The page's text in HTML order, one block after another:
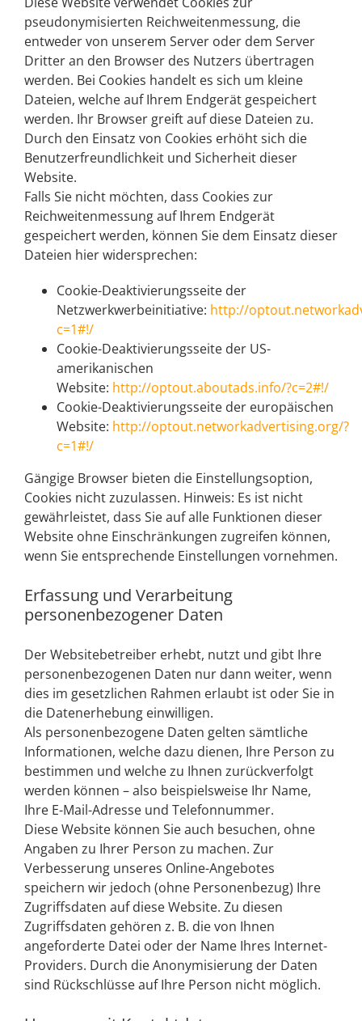
pseudonymisierten Reichweitenmessung, die
entweder von unserem Server oder dem Server
Dritter an den Browser des Nutzers übertragen
werden. Bei Cookies handelt es sich um kleine
Dateien, welche auf Ihrem Endgerät gespeichert
werden. Ihr Browser greift auf diese Dateien zu.
Durch den Einsatz von Cookies erhöht sich die
Benutzerfreundlichkeit und Sicherheit dieser
Website.
Falls Sie nicht möchten, dass Cookies zur
Reichweitenmessung auf Ihrem Endgerät
gespeichert werden, können Sie dem Einsatz dieser
Dateien hier widersprechen:
Cookie-Deaktivierungsseite der
Netzwerkwerbeinitiative: http://
c=1#!/
Cookie-Deaktivierungsseite der US-
amerikanischen
Website: http://optout.aboutads.info/?c=2#!/
Cookie-Deaktivierungsseite der europäischen
Website: http://optout.networkadvertising.org/?
c=1#!/
Gängige Browser bieten die Einstellungsoption,
Cookies nicht zuzulassen. Hinweis: Es ist nicht
gewährleistet, dass Sie auf alle Funktionen dieser
Website ohne Einschränkungen zugreifen können,
wenn Sie entsprechende Einstellungen vornehmen.
Erfassung und Verarbeitung
personenbezogener Daten
Der Websitebetreiber erhebt, nutzt und gibt Ihre
personenbezogenen Daten nur dann weiter, wenn
dies im gesetzlichen Rahmen erlaubt ist oder Sie in
die Datenerhebung einwilligen.
Als personenbezogene Daten gelten sämtliche
Informationen, welche dazu dienen, Ihre Person zu
bestimmen und welche zu Ihnen zurückverfolgt
werden können – also beispielsweise Ihr Name,
Ihre E-Mail-Adresse und Telefonnummer.
Diese Website können Sie auch besuchen, ohne
Angaben zu Ihrer Person zu machen. Zur
Verbesserung unseres Online-Angebotes
speichern wir jedoch (ohne Personenbezug) Ihre
Zugriffsdaten auf diese Website. Zu diesen
Zugriffsdaten gehören z. B. die von Ihnen
angeforderte Datei oder der Name Ihres Internet-
Providers. Durch die Anonymisierung der Daten
sind Rückschlüsse auf Ihre Person nicht möglich.